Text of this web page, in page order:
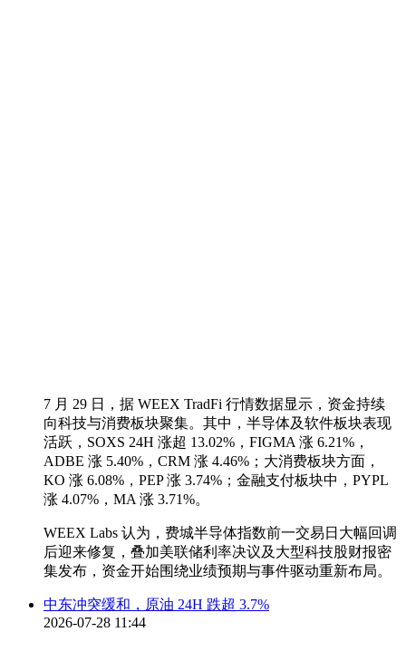
7 月 29 日，据 WEEX TradFi 行情数据显示，资金持续
向科技与消费板块聚集。其中，半导体及软件板块表现
活跃，SOXS 24H 涨超 13.02%，FIGMA 涨 6.21%，
ADBE 涨 5.40%，CRM 涨 4.46%；大消费板块方面，
KO 涨 6.08%，PEP 涨 3.74%；金融支付板块中，PYPL
涨 4.07%，MA 涨 3.71%。
WEEX Labs 认为，费城半导体指数前一交易日大幅回调
后迎来修复，叠加美联储利率决议及大型科技股财报密
集发布，资金开始围绕业绩预期与事件驱动重新布局。
中东冲突缓和，原油 24H 跌超 3.7%
2026-07-28 11:44